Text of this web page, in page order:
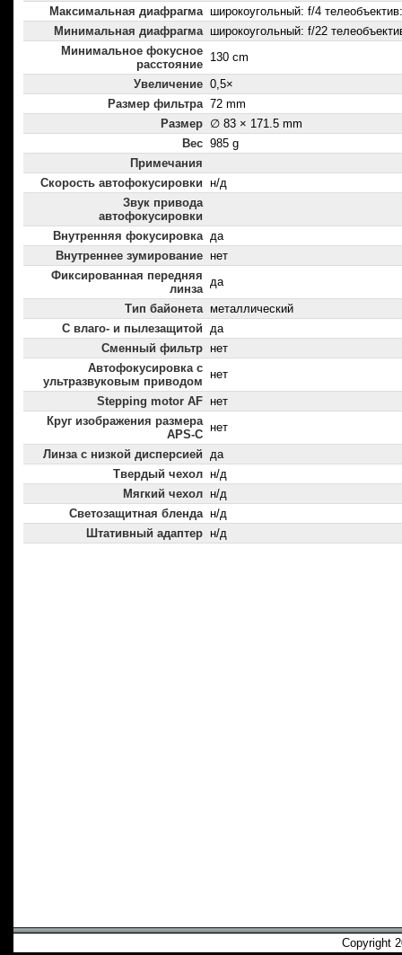
Максимальная диафрагма широкоугольный: f/4
Минимальная диафрагма широкоугольный: f/22
Минимальное фокусное
расстояние
130 cm
Увеличение 0,5×
Размер фильтра 72 mm
Размер ∅ 83 × 171.5 mm
Вес 985 g
Примечания
Скорость автофокусировки н/д
Звук привода
автофокусировки
Внутренняя фокусировка да
Внутреннее зумирование нет
Фиксированная передняя
линза
да
Тип байонета металлический
С влаго- и пылезащитой да
Сменный фильтр нет
Автофокусировка с
ультразвуковым приводом
нет
Stepping motor AF нет
Круг изображения размера
APS-C
нет
Линза с низкой дисперсией да
Твердый чехол н/д
Мягкий чехол н/д
Светозащитная бленда н/д
Штативный адаптер н/д
Copyright